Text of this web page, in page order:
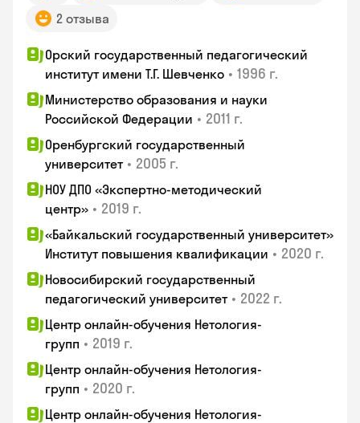
2 отзыва
Орский государственный педагогический
институт имени Т.Г. Шевченко • 1996 г.
Министерство образования и науки
Российской Федерации • 2011 г.
Оренбургский государственный
университет • 2005 г.
НОУ ДПО «Экспертно-методический
центр» • 2019 г.
«Байкальский государственный университет»
Институт повышения квалификации • 2020 г.
Новосибирский государственный
педагогический университет • 2022 г.
Центр онлайн-обучения Нетология-
групп • 2019 г.
Центр онлайн-обучения Нетология-
групп • 2020 г.
Центр онлайн-обучения Нетология-